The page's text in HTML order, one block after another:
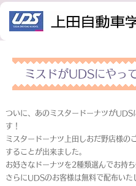
ミスドがUDSにやっ
ついに、あのミスタードーナツがUDS
す！
ミスタードーナツ上田しおだ野店様の
することが出来ました。
お好きなドーナツを2種類選んでお持ち
さらにUDSのお客様は無料で配布いた